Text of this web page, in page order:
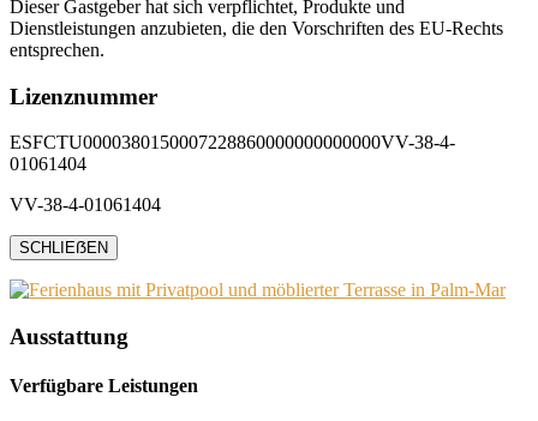
Dieser Gastgeber hat sich verpflichtet, Produkte und
Dienstleistungen anzubieten, die den Vorschriften des EU-Rechts
entsprechen.
Lizenznummer
ESFCTU0000380150007228860000000000000VV-38-4-
01061404
VV-38-4-01061404
SCHLIEẞEN
Ausstattung
Verfügbare Leistungen